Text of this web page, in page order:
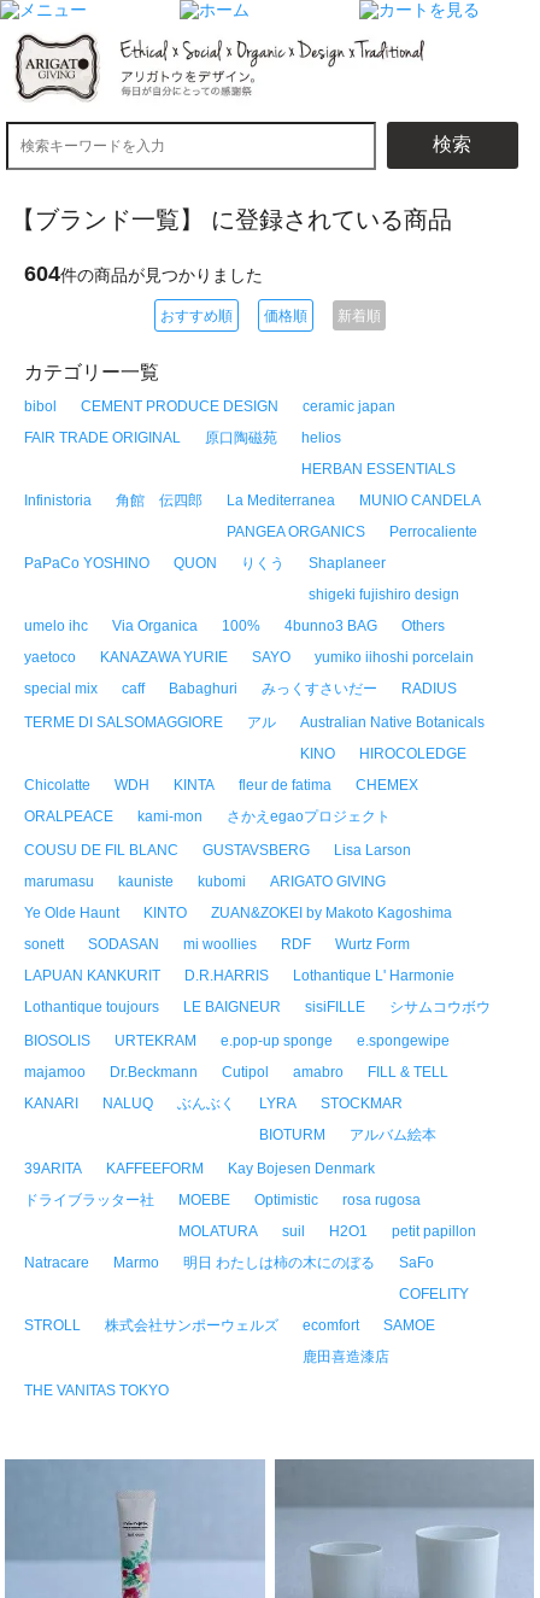
検索
【ブランド一覧】 に登録されている商品
604件の商品が見つかりました
おすすめ順 価格順 新着順
カテゴリー一覧
bibol CEMENT PRODUCE DESIGN
ceramic japan
FAIR TRADE ORIGINAL
原口陶磁苑
helios
HERBAN ESSENTIALS
Infinistoria
角館 伝四郎 La Mediterranea
MUNIO CANDELA
PANGEA ORGANICS
Perrocaliente
PaPaCo YOSHINO
QUON りくう
Shaplaneer
shigeki fujishiro design
umelo ihc
Via Organica 100% 4bunno3 BAG
Others
yaetoco
KANAZAWA YURIE SAYO
yumiko iihoshi porcelain
special mix
caff Babaghuri みっくすさいだー
RADIUS
TERME DI SALSOMAGGIORE
アル
Australian Native Botanicals
KINO
HIROCOLEDGE
Chicolatte
WDH KINTA fleur de fatima
CHEMEX
ORALPEACE
kami-mon
さかえegaoプロジェクト
COUSU DE FIL BLANC
GUSTAVSBERG
Lisa Larson
marumasu
kauniste kubomi
ARIGATO GIVING
Ye Olde Haunt
KINTO
ZUAN&ZOKEI by Makoto Kagoshima
sonett
SODASAN mi woollies RDF
Wurtz Form
LAPUAN KANKURIT
D.R.HARRIS
Lothantique L' Harmonie
Lothantique toujours
LE BAIGNEUR sisiFILLE
シサムコウボウ
BIOSOLIS
URTEKRAM e.pop-up sponge
e.spongewipe
majamoo
Dr.Beckmann Cutipol amabro
FILL & TELL
KANARI
NALUQ ぶんぶく LYRA
STOCKMAR
BIOTURM
アルバム絵本
39ARITA
KAFFEEFORM
Kay Bojesen Denmark
ドライブラッター社
MOEBE Optimistic
rosa rugosa
MOLATURA
suil H2O1
petit papillon
Natracare
Marmo 明日 わたしは柿の木にのぼる
SaFo
COFELITY
STROLL
株式会社サンポーウェルズ ecomfort
SAMOE
鹿田喜造漆店
THE VANITAS TOKYO